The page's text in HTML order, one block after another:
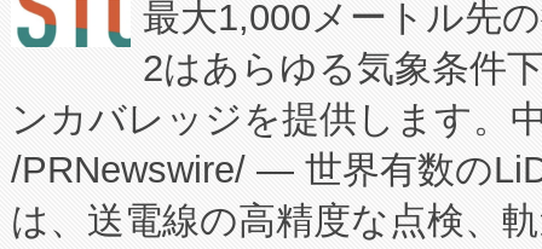
患者にとっての費用負担を大
のアクセスを大幅に拡大する
Fully-Connected Continuous
プログラムには、施設設計・
に関する技術移転および知的
President原信平）と、エンタ
ードするVoltaiqは、日本にあ
ーエネルギー貯蔵システム（
た。 Voltaiq独自のAI搭載プラ
定、統合、導入、運用に至る
最大1,000メートル先
2はあらゆる気象条件
ンカバレッジを提供します。
/PRNewswire/ — 世界有数の
は、送電線の高精度な点検、